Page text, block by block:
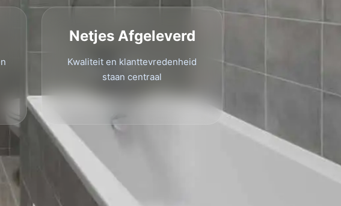
Netjes Afgeleverd
Kwaliteit en klanttevredenheid
staan centraal